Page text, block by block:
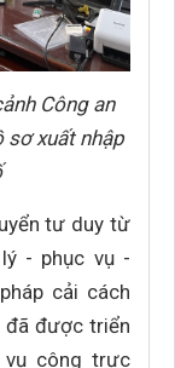
Công an
sơ xuất nhập
tư duy từ
lý - phục vụ -
cải cách
đã được triển
vụ công trực